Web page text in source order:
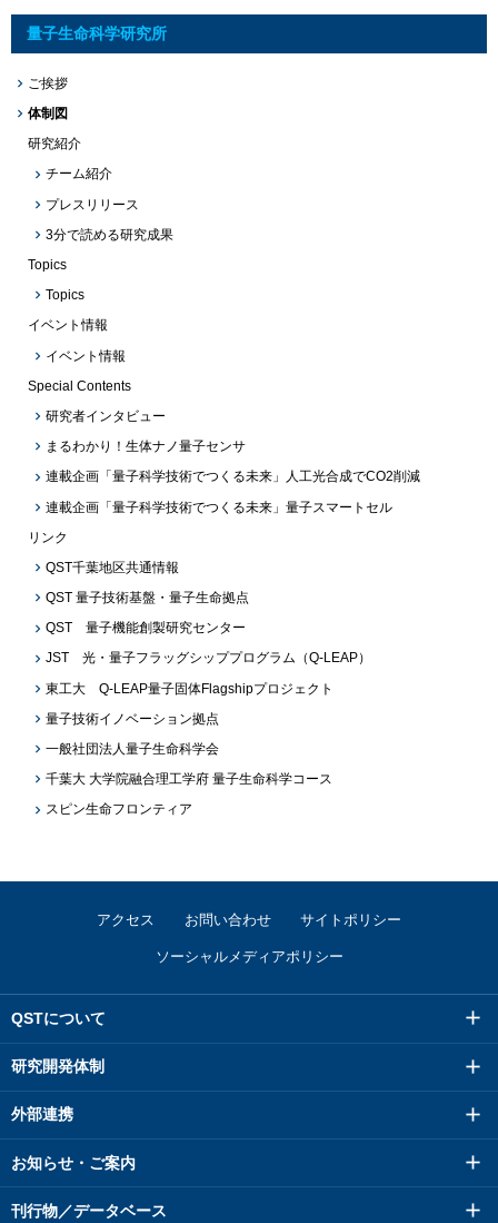
量子生命科学研究所
ご挨拶
体制図
研究紹介
チーム紹介
プレスリリース
3分で読める研究成果
Topics
Topics
イベント情報
イベント情報
Special Contents
研究者インタビュー
まるわかり！生体ナノ量子センサ
連載企画「量子科学技術でつくる未来」人工光合成でCO2削減
連載企画「量子科学技術でつくる未来」量子スマートセル
リンク
QST千葉地区共通情報
QST 量子技術基盤・量子生命拠点
QST 量子機能創製研究センター
JST 光・量子フラッグシッププログラム（Q-LEAP）
東工大 Q-LEAP量子固体Flagshipプロジェクト
量子技術イノベーション拠点
一般社団法人量子生命科学会
千葉大 大学院融合理工学府 量子生命科学コース
スピン生命フロンティア
アクセス お問い合わせ サイトポリシー
ソーシャルメディアポリシー
QSTについて
研究開発体制
外部連携
お知らせ・ご案内
刊行物／データベース